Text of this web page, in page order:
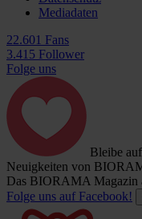
Mediadaten
22.601 Fans
3.415 Follower
Folge uns
Bleibe
Neuigkeiten von
Das BIORAMA Magazin
Folge uns auf Facebook!